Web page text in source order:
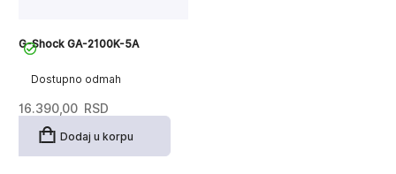
Dostupno odmah
G-Shock GA-2100K-5A
16.390,00 RSD
Dodaj u korpu